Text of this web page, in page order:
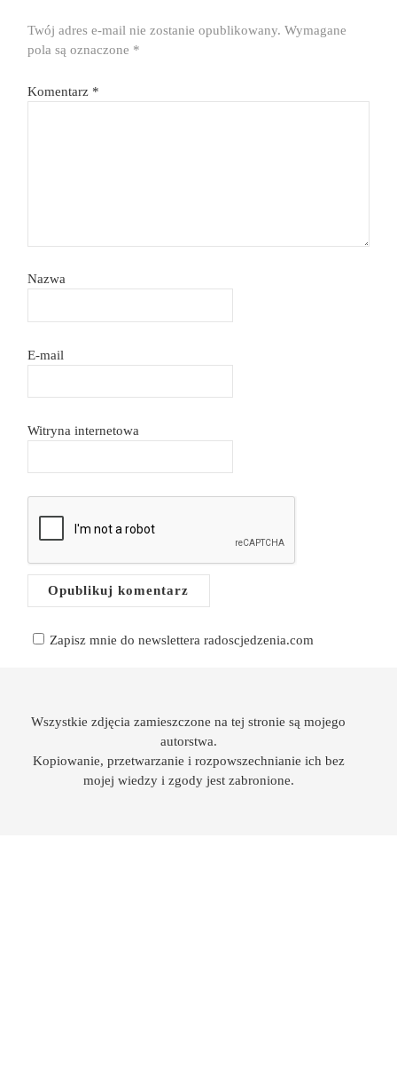
Twój adres e-mail nie zostanie opublikowany. Wymagane
pola są oznaczone *
Komentarz *
Nazwa
E-mail
Witryna internetowa
Zapisz mnie do newslettera radoscjedzenia.com
Wszystkie zdjęcia zamieszczone na tej stronie są mojego
autorstwa.
Kopiowanie, przetwarzanie i rozpowszechnianie ich bez
mojej wiedzy i zgody jest zabronione.